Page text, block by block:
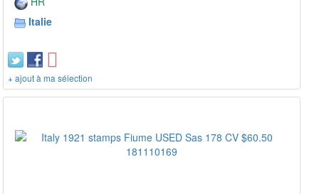
Italie
+ ajout à ma sélection